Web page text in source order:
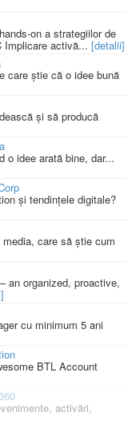
on a strategiilor de
Implicare activă... [detalii]
care știe că o idee bună
și să producă
o idee arată bine, dar...
și tendințele digitale?
care să știe cum
an organized, proactive,
cu minimum 5 ani
BTL Account
activări,